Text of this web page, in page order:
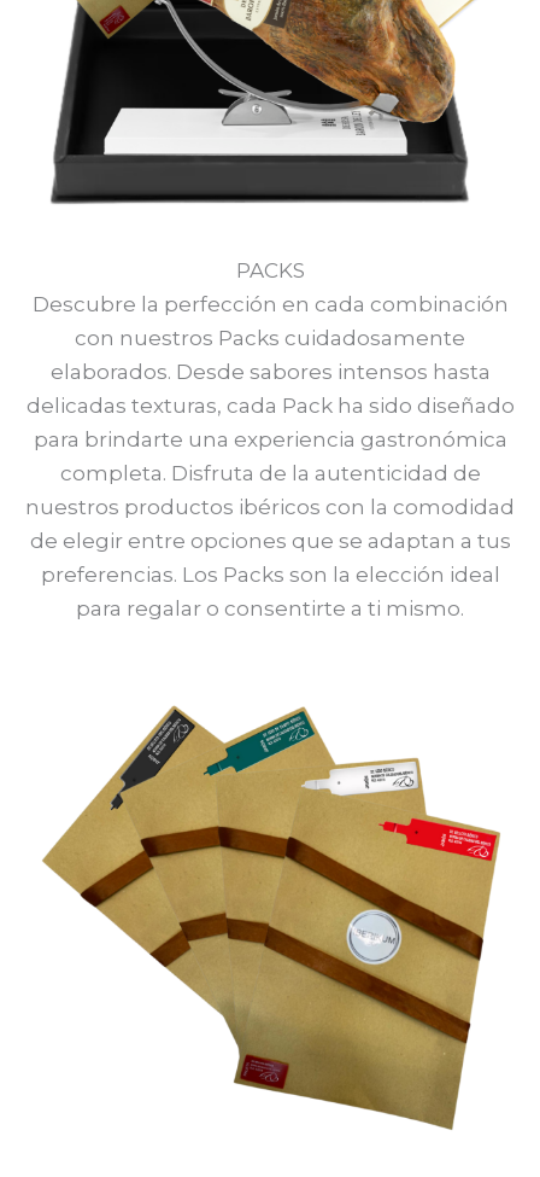
PACKS
Descubre la perfección en cada combinación
con nuestros Packs cuidadosamente
elaborados. Desde sabores intensos hasta
delicadas texturas, cada Pack ha sido diseñado
para brindarte una experiencia gastronómica
completa. Disfruta de la autenticidad de
nuestros productos ibéricos con la comodidad
de elegir entre opciones que se adaptan a tus
preferencias. Los Packs son la elección ideal
para regalar o consentirte a ti mismo.